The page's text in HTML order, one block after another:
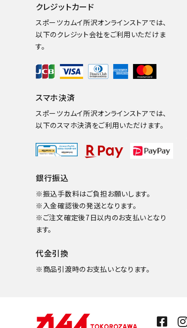
クレジットカード
スポーツカムイ所沢オンラインストアでは、
以下のクレジット会社をご利用いただけま
す。
スマホ決済
スポーツカムイ所沢オンラインストアでは、
以下のスマホ決済をご利用いただけます。
銀行振込
※振込手数料はご負担お願いします。
※入金確認後の発送となります。
※ご注文確定後7日以内のお支払いとなり
ます。
代金引換
※商品引渡時のお支払いとなります。